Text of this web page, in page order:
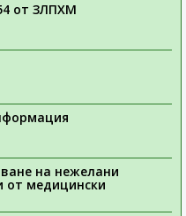
от ЗЛПХМ
на нежелани
от медицински